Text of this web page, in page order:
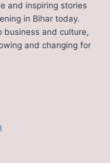
and inspiring stories
in Bihar today.
business and culture,
and changing for